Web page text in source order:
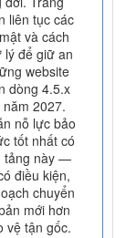
liên tục các
và cách
lý để giữ an
website
dòng 4.5.x
2027.
nỗ lực bảo
tốt nhất có
tảng này —
điều kiện,
chuyển
mới hơn
vệ tận gốc.